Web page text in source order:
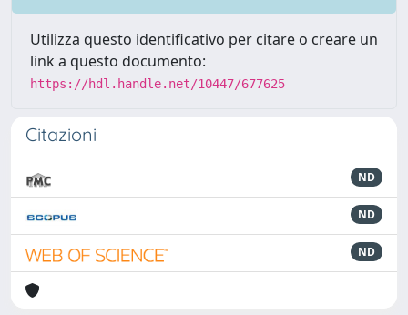
Utilizza questo identificativo per citare o creare un
link a questo documento:
https://hdl.handle.net/10447/677625
Citazioni
ND
ND
ND